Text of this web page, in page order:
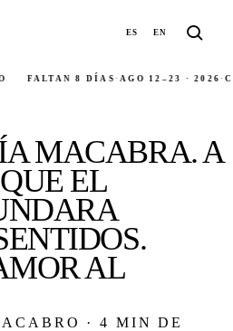
ES EN
FALTAN 8 DÍAS ·AGO 12–23 · 2026·
MACABRA. A
EL
AL
·
4 MIN DE